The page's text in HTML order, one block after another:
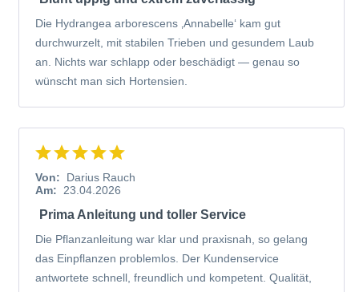
Die Hydrangea arborescens ‚Annabelle‘ kam gut
durchwurzelt, mit stabilen Trieben und gesundem Laub
an. Nichts war schlapp oder beschädigt — genau so
wünscht man sich Hortensien.
Von:
Darius Rauch
Am:
23.04.2026
Prima Anleitung und toller Service
Die Pflanzanleitung war klar und praxisnah, so gelang
das Einpflanzen problemlos. Der Kundenservice
antwortete schnell, freundlich und kompetent. Qualität,